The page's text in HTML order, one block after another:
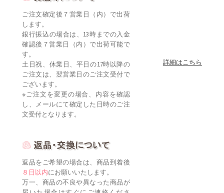
ご注文確定後７営業日（内）で出荷
します。
銀行振込の場合は、13時までの入金
確認後７営業日（内）で出荷可能で
す。
土日祝、休業日、平日の17時以降の
ご注文は、翌営業日のご注文受付で
ございます。
※ご注文を変更の場合、内容を確認
し、メールにて確定した日時のご注
文受付となります。
詳細はこちら
返品をご希望の場合は、商品到着後
８日以内にお願いいたします。
万一、商品の不良や異なった商品が